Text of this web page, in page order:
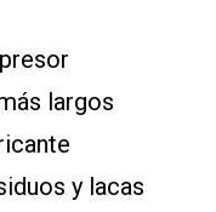
largos
y lacas